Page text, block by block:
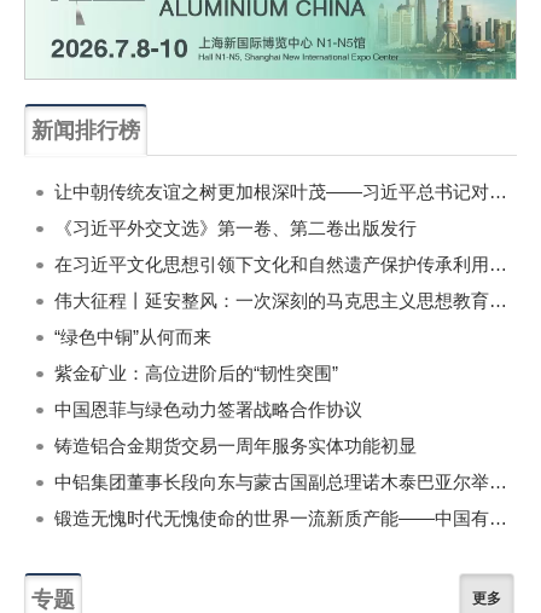
新闻排行榜
让中朝传统友谊之树更加根深叶茂——习近平总书记对朝鲜进行国事访问纪实
《习近平外交文选》第一卷、第二卷出版发行
在习近平文化思想引领下文化和自然遗产保护传承利用工作开创新局面
伟大征程丨延安整风：一次深刻的马克思主义思想教育运动
“绿色中铜”从何而来
紫金矿业：高位进阶后的“韧性突围”
中国恩菲与绿色动力签署战略合作协议
铸造铝合金期货交易一周年服务实体功能初显
中铝集团董事长段向东与蒙古国副总理诺木泰巴亚尔举行会谈
锻造无愧时代无愧使命的世界一流新质产能——中国有色金属工业的战略应对与破局之道（二）
专题 更多